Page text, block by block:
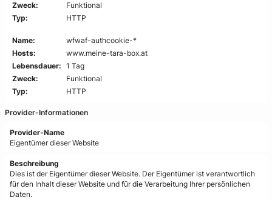
Zweck:
Funktional
Typ:
HTTP
Name:
wfwaf-authcookie-*
Hosts:
www.meine-tara-box.at
Lebensdauer: 1 Tag
Zweck:
Funktional
Typ:
HTTP
Provider-Informationen
Provider-Name
Eigentümer dieser Website
Beschreibung
Dies ist der Eigentümer dieser Website. Der Eigentümer ist verantwortlich
für den Inhalt dieser Website und für die Verarbeitung Ihrer persönlichen
Daten.